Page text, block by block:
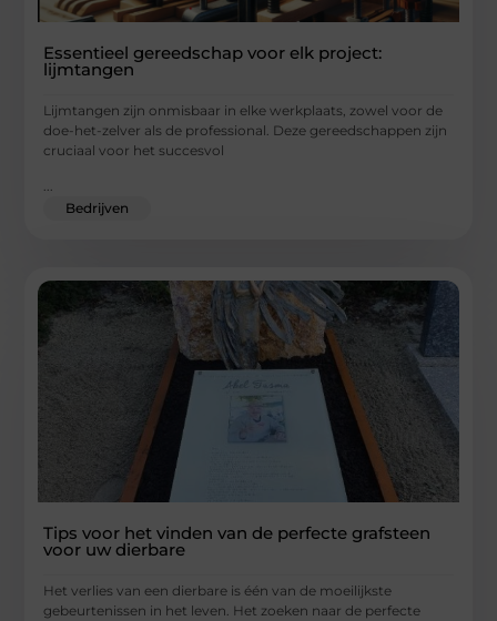
Essentieel gereedschap voor elk project:
lijmtangen
Lijmtangen zijn onmisbaar in elke werkplaats, zowel voor de
doe-het-zelver als de professional. Deze gereedschappen zijn
cruciaal voor het succesvol
...
Bedrijven
Tips voor het vinden van de perfecte grafsteen
voor uw dierbare
Het verlies van een dierbare is één van de moeilijkste
gebeurtenissen in het leven. Het zoeken naar de perfecte